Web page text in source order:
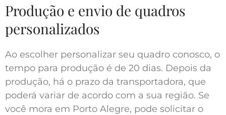
Produção e envio de quadros
personalizados
Ao escolher personalizar seu quadro conosco, o
tempo para produção é de 20 dias. Depois da
produção, há o prazo da transportadora, que
poderá variar de acordo com a sua região. Se
você mora em Porto Alegre, pode solicitar o